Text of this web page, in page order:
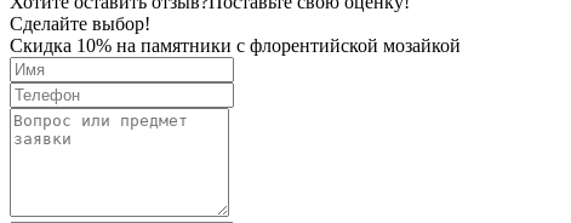
Сделайте выбор!
Скидка 10% на памятники с флорентийской мозайкой